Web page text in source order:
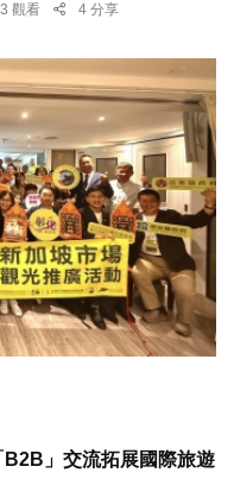
觀看 4 分享
」交流拓展國際旅遊